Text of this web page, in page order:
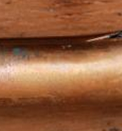
Piškotki za ciljno usmerjenost
Te piškotke nastavijo naši
izdelavo profila vaših interesov,
mestih. Pri delu uporabljajo
teh piškotkov, ne boste deležni
Potrdi moje izbire